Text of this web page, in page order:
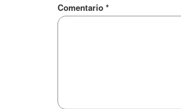
Comentario *